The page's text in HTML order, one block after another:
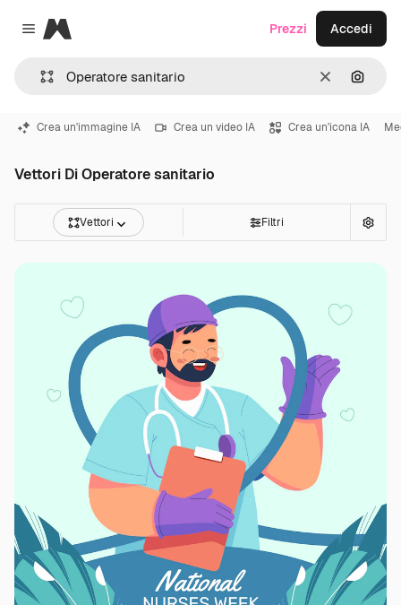
Close menu
Magnific
CancellaCerca
Prezzi Accedi
Crea un'immagine IA Crea un video IA Crea un'icona IA
Vettori Di Operatore sanitario
Vettori Filtri